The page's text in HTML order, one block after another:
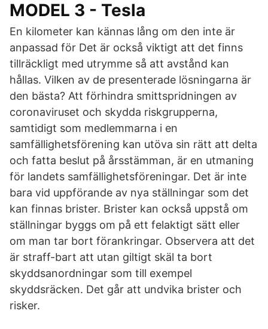
MODEL 3 - Tesla
En kilometer kan kännas lång om den inte är
anpassad för Det är också viktigt att det finns
tillräckligt med utrymme så att avstånd kan
hållas. Vilken av de presenterade lösningarna är
den bästa? Att förhindra smittspridningen av
coronaviruset och skydda riskgrupperna,
samtidigt som medlemmarna i en
samfällighetsförening kan utöva sin rätt att delta
och fatta beslut på årsstämman, är en utmaning
för landets samfällighetsföreningar. Det är inte
bara vid uppförande av nya ställningar som det
kan finnas brister. Brister kan också uppstå om
ställningar byggs om på ett felaktigt sätt eller
om man tar bort förankringar. Observera att det
är straff-bart att utan giltigt skäl ta bort
skyddsanordningar som till exempel
skyddsräcken. Det går att undvika brister och
risker.